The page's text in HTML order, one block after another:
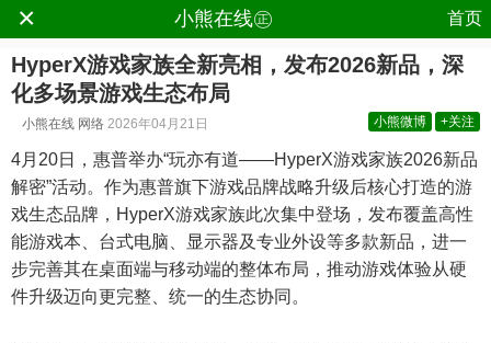
× 小熊在线㊣ 首页
HyperX游戏家族全新亮相，发布2026新品，深
化多场景游戏生态布局
小熊在线 网络 2026年04月21日 小熊微博 +关注
4月20日，惠普举办“玩亦有道——HyperX游戏家族2026新品
解密”活动。作为惠普旗下游戏品牌战略升级后核心打造的游
戏生态品牌，HyperX游戏家族此次集中登场，发布覆盖高性
能游戏本、台式电脑、显示器及专业外设等多款新品，进一
步完善其在桌面端与移动端的整体布局，推动游戏体验从硬
件升级迈向更完整、统一的生态协同。